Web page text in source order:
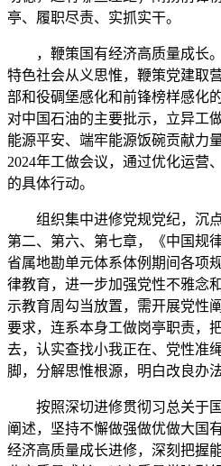
亭、履职尽责、实抓实干。
，鞭策国有经济高质量成长。
特色社会从义思惟，鞭策党建取
部和役碉堡感化和前锋榜样感化
对中国石油的主要批示，立异工
能源平安、端牢能源饭碗贡献力
2024年工做会议，通过优化运营
的具体行动。
组织集中进修党规党纪，沉点
第二、第六、第七章，《中国规
省属地勘单元体系体例期间各项
律教育，进一步加强党性不雅念
示教育周勾当放置，需开展党性
要求，连系本身工做岗亭职责，
去，认实查找小我正在、党性准
脚，分解思惟根源，明白改良办
按照深切进修贯彻习总关于国
阐述，坚持不懈做强做优做大国
经济高质量成长进修，深刻把握